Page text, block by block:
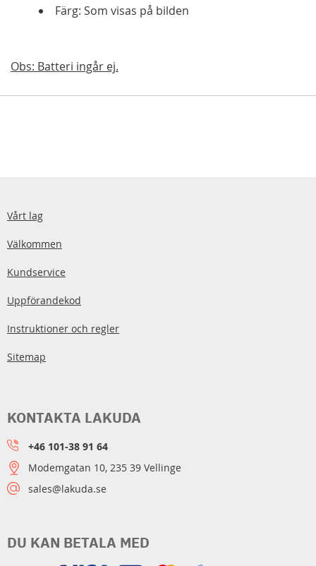
Färg: Som visas på bilden
Obs: Batteri ingår ej.
Vårt lag
Välkommen
Kundservice
Uppförandekod
Instruktioner och regler
Sitemap
DU KAN BETALA MED
KONTAKTA LAKUDA
+46 101-38 91 64
Modemgatan 10, 235 39 Vellinge
sales@lakuda.se